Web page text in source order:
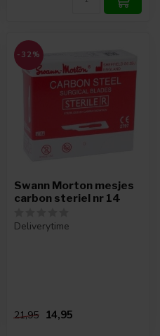
-32%
Swann Morton mesjes
carbon steriel nr 14
Deliverytime
21,95 14,95